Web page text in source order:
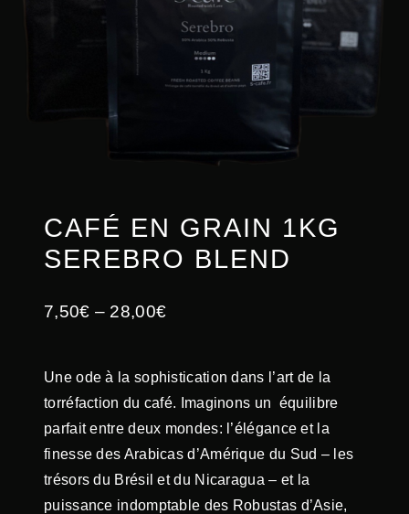
CAFÉ EN GRAIN 1KG
SEREBRO BLEND
7,50€ – 28,00€
Une ode à la sophistication dans l’art de la
torréfaction du café. Imaginons un équilibre
parfait entre deux mondes: l’élégance et la
finesse des Arabicas d’Amérique du Sud – les
trésors du Brésil et du Nicaragua – et la
puissance indomptable des Robustas d’Asie,